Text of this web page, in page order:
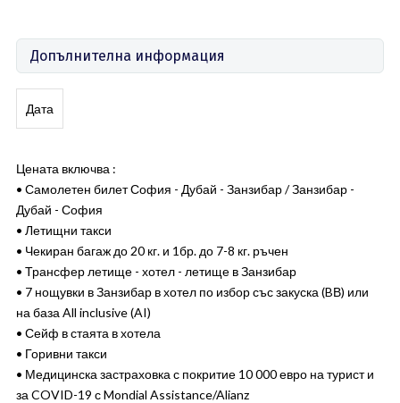
Допълнителна информация
Дата
Цената включва :
• Самолетен билет София - Дубай - Занзибар / Занзибар -
Дубай - София
• Летищни такси
• Чекиран багаж до 20 кг. и 1бр. до 7-8 кг. ръчен
• Трансфер летище - хотел - летище в Занзибар
• 7 нощувки в Занзибар в хотел по избор със закуска (BВ) или
на база All inclusive (AI)
• Сейф в стаята в хотела
• Горивни такси
• Медицинска застраховка с покритие 10 000 евро на турист и
за COVID-19 с Mondial Assistance/Alianz